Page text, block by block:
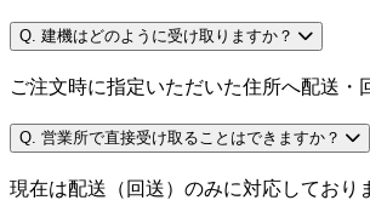
Q. 建機はどのように受け取りますか？
ご注文時に指定いただいた住所へ配送・
Q. 営業所で直接受け取ることはできますか？
現在は配送（回送）のみに対応しており